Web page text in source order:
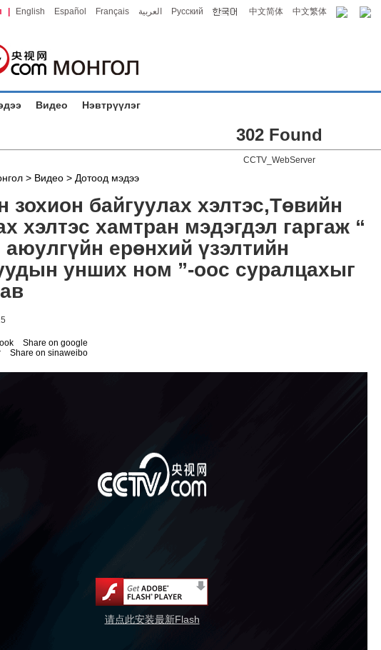
English Español Français العربية Русский 中文简体 中文繁体
Видео Нэвтрүүлэг
302 Found
CCTV_WebServer
> Видео > Дотоод мэдээ
зохион байгуулах хэлтэс,Төвийн
хэлтэс хамтран мэдэгдэл гаргаж “
ерөнхий үзэлтийн
унших ном ”-оос суралцахыг
Share on google
Share on sinaweibo
请点此安装最新Flash